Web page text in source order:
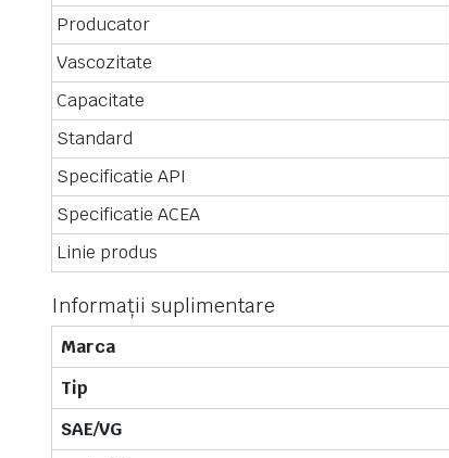
Producator
Vascozitate
Capacitate
Standard
Specificatie API
Specificatie ACEA
Linie produs
Informații suplimentare
Marca
Tip
SAE/VG